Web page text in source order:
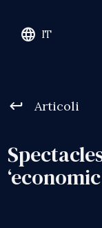
language IT
keyboard_return Articoli